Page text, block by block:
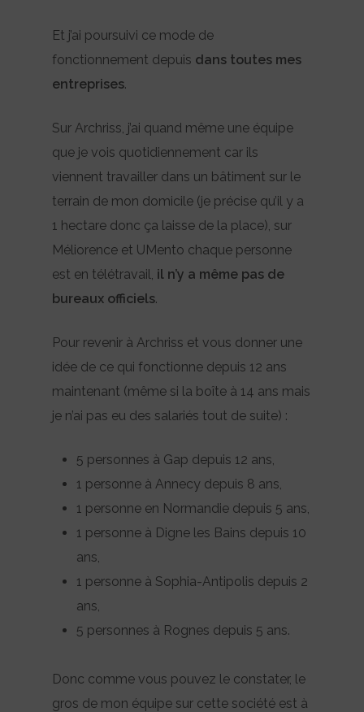
Et j’ai poursuivi ce mode de
fonctionnement depuis dans toutes mes
entreprises.
Sur Archriss, j’ai quand même une équipe
que je vois quotidiennement car ils
viennent travailler dans un bâtiment sur le
terrain de mon domicile (je précise qu’il y a
1 hectare donc ça laisse de la place), sur
Méliorence et UMento chaque personne
est en télétravail, il n’y a même pas de
bureaux officiels.
Pour revenir à Archriss et vous donner une
idée de ce qui fonctionne depuis 12 ans
maintenant (même si la boîte à 14 ans mais
je n’ai pas eu des salariés tout de suite) :
5 personnes à Gap depuis 12 ans,
1 personne à Annecy depuis 8 ans,
1 personne en Normandie depuis 5 ans,
1 personne à Digne les Bains depuis 10
ans,
1 personne à Sophia-Antipolis depuis 2
ans,
5 personnes à Rognes depuis 5 ans.
Donc comme vous pouvez le constater, le
gros de mon équipe sur cette société est à